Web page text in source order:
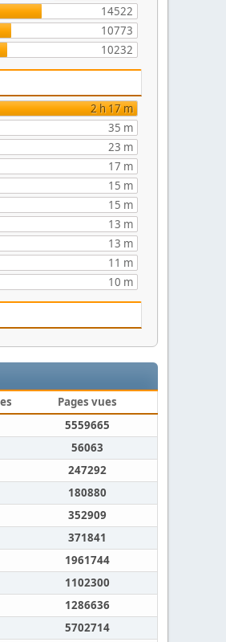
14522
10773
10232
2 h 17 m
35 m
23 m
17 m
15 m
15 m
13 m
13 m
11 m
10 m
Pages vues
5559665
56063
247292
180880
352909
371841
1961744
1102300
1286636
5702714